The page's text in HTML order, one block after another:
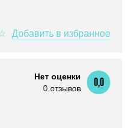
Нет оценки
0 отзывов
0,0